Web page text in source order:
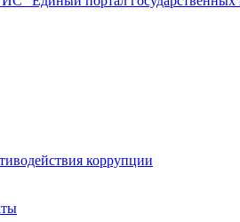
коррупции